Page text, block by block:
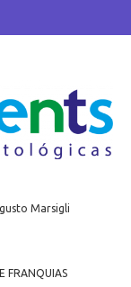
Marsigli
FRANQUIAS